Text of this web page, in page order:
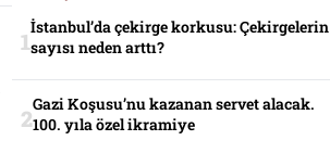
İstanbul’da çekirge korkusu: Çekirgelerin
sayısı neden arttı?
Gazi Koşusu’nu kazanan servet alacak.
100. yıla özel ikramiye